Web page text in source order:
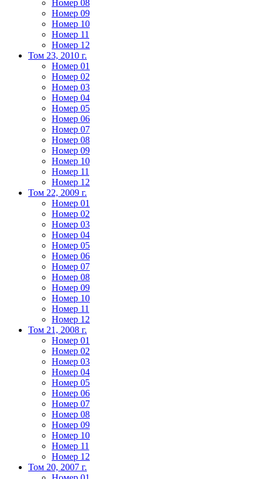
Номер 08
Номер 09
Номер 10
Номер 11
Номер 12
Том 23, 2010 г.
Номер 01
Номер 02
Номер 03
Номер 04
Номер 05
Номер 06
Номер 07
Номер 08
Номер 09
Номер 10
Номер 11
Номер 12
Том 22, 2009 г.
Номер 01
Номер 02
Номер 03
Номер 04
Номер 05
Номер 06
Номер 07
Номер 08
Номер 09
Номер 10
Номер 11
Номер 12
Том 21, 2008 г.
Номер 01
Номер 02
Номер 03
Номер 04
Номер 05
Номер 06
Номер 07
Номер 08
Номер 09
Номер 10
Номер 11
Номер 12
Том 20, 2007 г.